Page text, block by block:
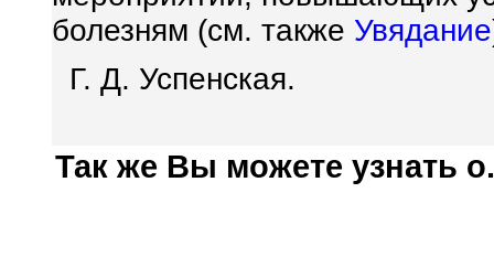
болезням (см. также Увядание
Г. Д. Успенская.
Так же Вы можете узнать